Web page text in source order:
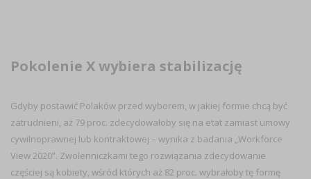
Pokolenie X wybiera stabilizację
Gdyby postawić Polaków przed wyborem, w jakiej formie chcą być
zatrudnieni, aż 79 proc. zdecydowałoby się na etat zamiast umowy
cywilnoprawnej lub kontraktowej – wynika z badania „Workforce
View 2020”. Zwolenniczkami tego rozwiązania zdecydowanie
częściej są kobiety, wśród których aż 82 proc. wybrałoby tę formę